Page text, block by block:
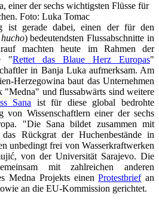
einer der sechs wichtigsten Flüsse für
Foto: Luka Tomac
ist gerade dabei, einen der für den
) bedeutendsten Flussabschnitte in
machten heute im Rahmen der
"Rettet das Blaue Herz Europas"
in Banja Luka aufmerksam. Am
Herzegowina baut das Unternehmen
"Medna" und flussabwärts sind weitere
Sana ist für diese global bedrohte
von Wissenschaftlern einer der sechs
"Die Sana bildet zusammen mit
Rückgrat der Huchenbestände in
unbedingt frei von Wasserkraftwerken
von der Universität Sarajevo. Die
mit zahlreichen anderen
Medna Projekts einenProtestbriefan
an die EU-Kommission gerichtet.